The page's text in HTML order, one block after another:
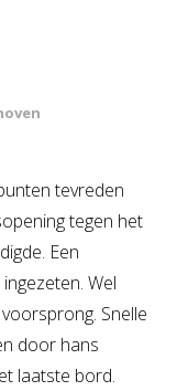
tevreden
tegen het
Een
Wel
Snelle
door hans
laatste bord.